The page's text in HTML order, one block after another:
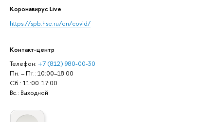
Коронавирус Live
https://spb.hse.ru/en/covid/
Контакт-центр
Телефон: +7 (812) 980-00-30
Пн. – Пт.: 10:00–18:00
Сб.: 11:00-17:00
Вс.: Выходной